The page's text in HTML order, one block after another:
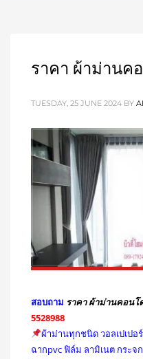
ราคา ผ้าม่านค
TUESDAY, 25 JUNE 2024 BY
สอบถาม ราคา ผ้าม่านคอนโ
5528988
ผ้าม่านทุกชนิด วอลเปเป
ฉากpvc ฟิล์ม ลามิเนต กระจ